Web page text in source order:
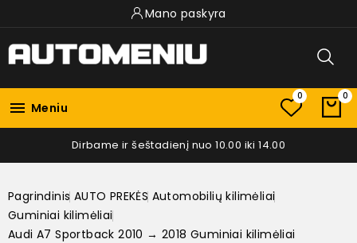
Mano paskyra
 Meniu
0 0
Dirbame ir šeštadienį nuo 10.00 iki 14.00
Pagrindinis AUTO PREKĖS Automobilių kilimėliai
Guminiai kilimėliai
Audi A7 Sportback 2010 → 2018 Guminiai kilimėliai